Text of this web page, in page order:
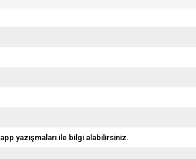
yazışmaları ile bilgi alabilirsiniz.